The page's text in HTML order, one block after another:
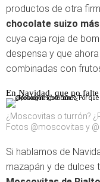
productos de otra
chocolate suizo
cuya caja roja de
despensa y que
combinadas con
En Navidad, que no
¿Moscovitas o turrón?
Fotos @moscovitas y
Si hablamos de
mazapán y de